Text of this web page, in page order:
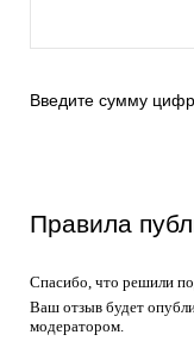
Введите сумму цифр
Правила
Спасибо, что решили
Ваш отзыв будет
модератором.